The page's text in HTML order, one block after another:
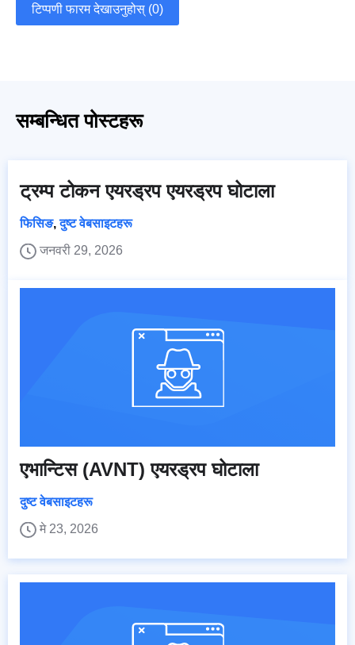
टिप्पणी फारम देखाउनुहोस् (0)
सम्बन्धित पोस्टहरू
ट्रम्प टोकन एयरड्रप एयरड्रप घोटाला
फिसिङ,दुष्ट वेबसाइटहरू
जनवरी 29, 2026
एभान्टिस (AVNT) एयरड्रप घोटाला
दुष्ट वेबसाइटहरू
मे 23, 2026